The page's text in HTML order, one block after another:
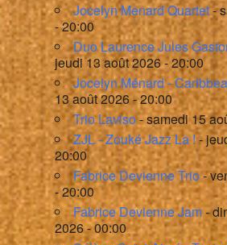
Jocelyn Menard Quartet-
- 20:00
Duo Laurence Jules
jeudi 13 août 2026 - 20:00
Jocelyn Ménard -
13 août 2026 - 20:00
Trio Laviso- samedi 15
ZJL - Zouké Jazz La !-
20:00
Fabrice Devienne Trio-
- 20:00
Fabrice Devienne Jam-
2026 - 00:00